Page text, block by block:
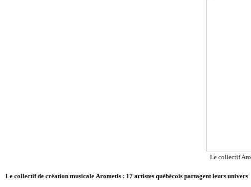
Le collectif
Le collectif de création musicale Arometis : 17 artistes québécois partagent leurs univers